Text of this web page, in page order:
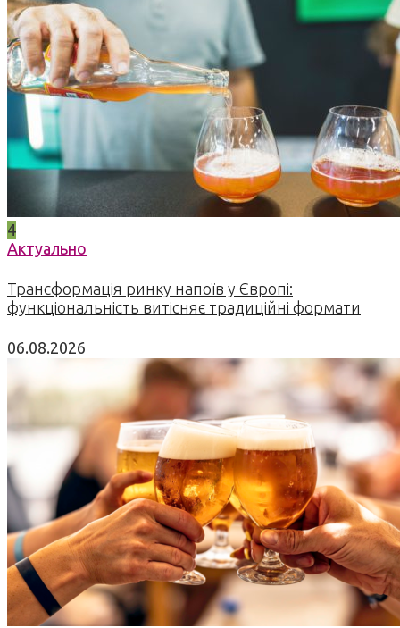
4
Актуально
Трансформація ринку напоїв у Європі:
функціональність витісняє традиційні формати
06.08.2026